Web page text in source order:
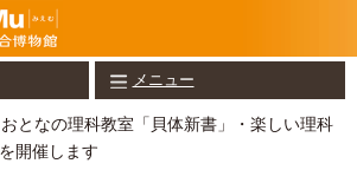
メニュー
となの理科教室「貝体新書」・楽しい理科
開催します